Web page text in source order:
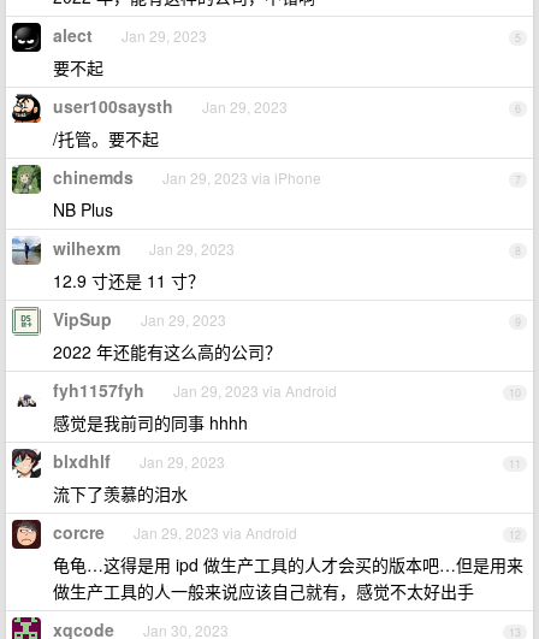
5
alect Jan 29, 2023
要不起
6
user100saysth Jan 29, 2023
/托管。要不起
7
chinemds Jan 29, 2023 via iPhone
NB Plus
8
wilhexm Jan 29, 2023
12.9 寸还是 11 寸？
9
VipSup Jan 29, 2023
2022 年还能有这么高的公司？
10
fyh1157fyh Jan 29, 2023 via Android
感觉是我前司的同事 hhhh
11
blxdhlf Jan 29, 2023
流下了羡慕的泪水
12
corcre Jan 29, 2023 via Android
龟龟…这得是用 ipd 做生产工具的人才会买的版本吧…但是用来
做生产工具的人一般来说应该自己就有，感觉不太好出手
13
xqcode Jan 30, 2023